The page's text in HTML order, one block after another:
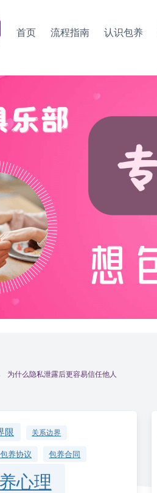
首页 流程指南 认识包养
为什么隐私泄露后更容易信任他人
限 关系边界
包养协议 包养合同
心理